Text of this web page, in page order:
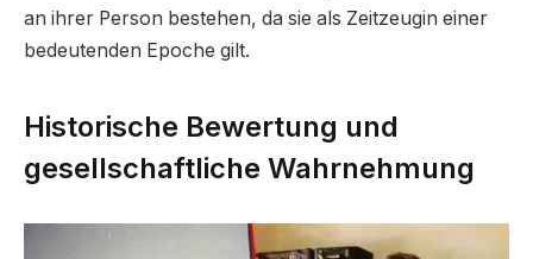
an ihrer Person bestehen, da sie als Zeitzeugin einer
bedeutenden Epoche gilt.
Historische Bewertung und
gesellschaftliche Wahrnehmung